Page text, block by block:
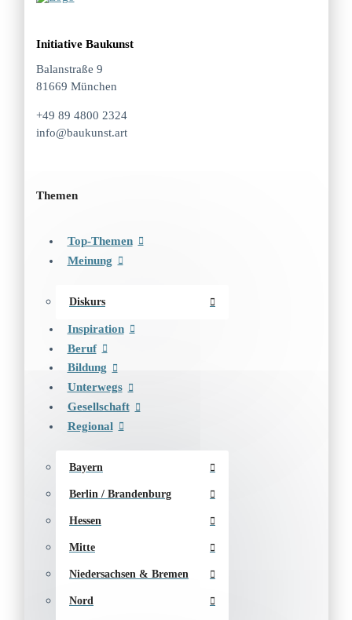
Initiative Baukunst
Balanstraße 9
81669 München
+49 89 4800 2324
info@baukunst.art
Themen
Top-Themen
Meinung
Diskurs
Inspiration
Beruf
Bildung
Unterwegs
Gesellschaft
Regional
Bayern
Berlin / Brandenburg
Hessen
Mitte
Niedersachsen & Bremen
Nord